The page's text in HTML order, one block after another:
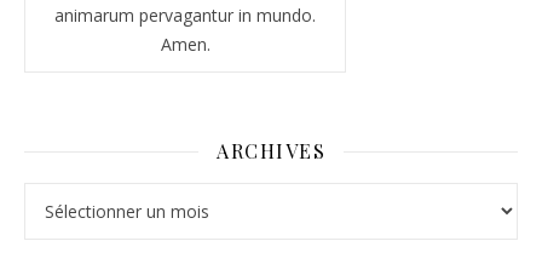
animarum pervagantur in mundo.
Amen.
ARCHIVES